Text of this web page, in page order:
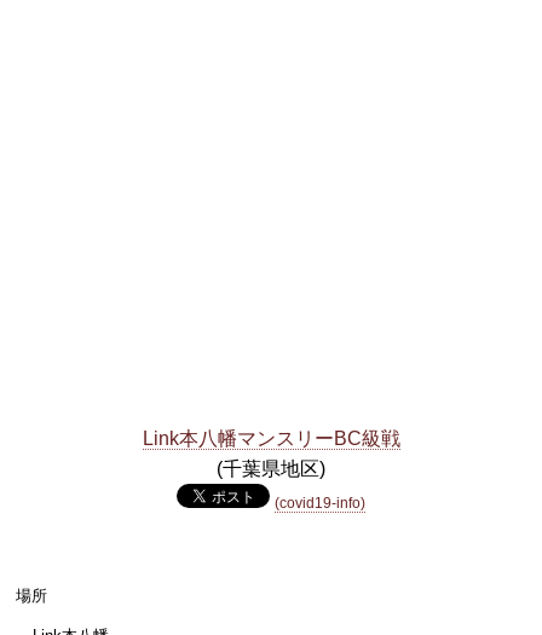
Link本八幡マンスリーBC級戦
(千葉県地区)
(covid19-info)
場所